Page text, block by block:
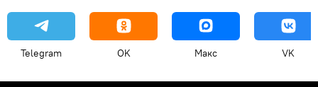
Telegram OK Макс VK